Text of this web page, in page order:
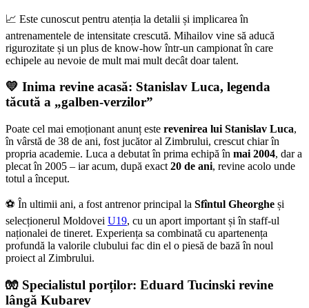
📈 Este cunoscut pentru atenția la detalii și implicarea în
antrenamentele de intensitate crescută. Mihailov vine să aducă
rigurozitate și un plus de know-how într-un campionat în care
echipele au nevoie de mult mai mult decât doar talent.
💛 Inima revine acasă: Stanislav Luca, legenda
tăcută a „galben-verzilor”
Poate cel mai emoționant anunț este revenirea lui Stanislav Luca,
în vârstă de 38 de ani, fost jucător al Zimbrului, crescut chiar în
propria academie. Luca a debutat în prima echipă în mai 2004, dar a
plecat în 2005 – iar acum, după exact 20 de ani, revine acolo unde
totul a început.
⚽ În ultimii ani, a fost antrenor principal la Sfîntul Gheorghe și
selecționerul Moldovei U19, cu un aport important și în staff-ul
naționalei de tineret. Experiența sa combinată cu apartenența
profundă la valorile clubului fac din el o piesă de bază în noul
proiect al Zimbrului.
🧤 Specialistul porților: Eduard Tucinski revine
lângă Kubarev